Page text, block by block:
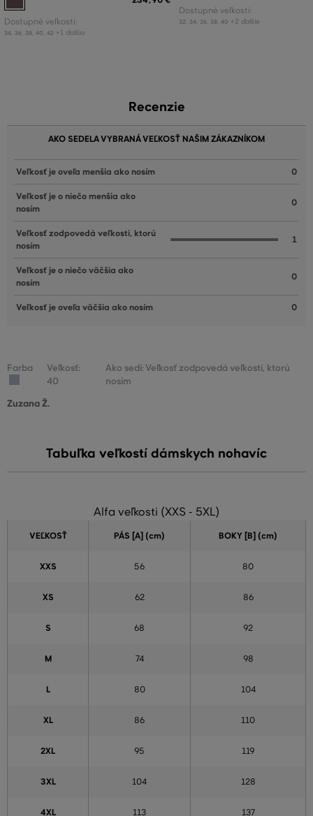
Dostupné veľkosti:
34 36 38 40 42 +1 ďalšia
Dostupné veľkosti:
32 34 36 38 40 +2 ďalšie
Recenzie
AKO SEDELA VYBRANÁ VEĽKOSŤ NAŠIM ZÁKAZNÍKOM
Veľkosť je oveľa menšia ako nosím 0
Veľkosť je o niečo menšia ako
nosím
0
Veľkosť zodpovedá veľkosti, ktorú
nosím
1
Veľkosť je o niečo väčšia ako
nosím
0
Veľkosť je oveľa väčšia ako nosím 0
Farba
Veľkosť:
40
Ako sedí: Veľkosť zodpovedá veľkosti, ktorú
nosím
Zuzana Ž.
Tabuľka veľkostí dámskych nohavíc
Alfa veľkosti (XXS - 5XL)
VEĽKOSŤ PÁS [A] (cm) BOKY [B] (cm)
XXS 56 80
XS 62 86
S 68 92
M 74 98
L 80 104
XL 86 110
2XL 95 119
3XL 104 128
4XL 113 137